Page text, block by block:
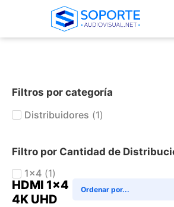
Filtros por categoría
Distribuidores (1)
Filtro por Cantidad de
1x4 (1)
HDMI 1x4
4K UHD